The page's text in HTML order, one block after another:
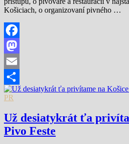
Košiciach, o organizovaní pivného …
Facebook
Mastodon
Email
Share
PR
Už desiatykrát ťa
Pivo Feste